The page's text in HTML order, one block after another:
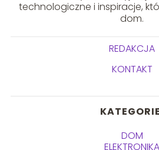
technologiczne i inspiracje,
dom.
REDAKCJA
KONTAKT
DOM
ELEKTRONIKA